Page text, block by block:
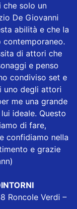
che solo un
De Giovanni
abilità e che la
di attori che
e penso
condiviso set e
uno degli attori
me una grande
ideale. Questo
di fare,
confidiamo nella
e grazie
Roncole Verdi –